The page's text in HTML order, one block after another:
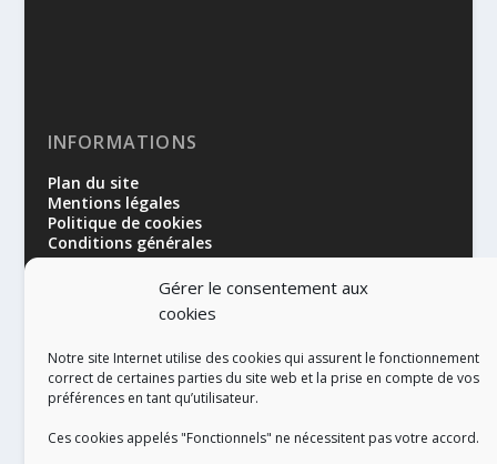
Gérer le consentement aux
cookies
Notre site Internet utilise des cookies qui assurent le fonctionnement
correct de certaines parties du site web et la prise en compte de vos
préférences en tant qu’utilisateur.
Ces cookies appelés "Fonctionnels" ne nécessitent pas votre accord.
INFORMATIONS
Plan du site
Mentions légales
Politique de cookies
Conditions générales